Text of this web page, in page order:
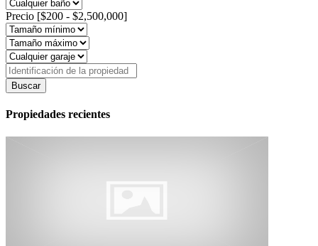
Precio [$200 - $2,500,000]
Buscar
Propiedades recientes